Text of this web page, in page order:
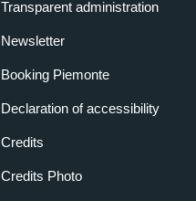
Transparent administration
Newsletter
Booking Piemonte
Declaration of accessibility
Credits
Credits Photo